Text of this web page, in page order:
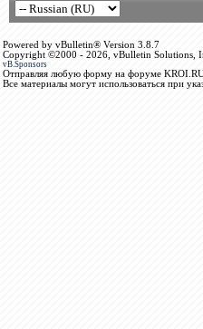
Powered by vBulletin® Version 3.8.7
Copyright ©2000 - 2026, vBulletin Solutions,
vB.Sponsors
Отправляя любую форму на форуме KROI.RU
Все материалы могут использоваться при